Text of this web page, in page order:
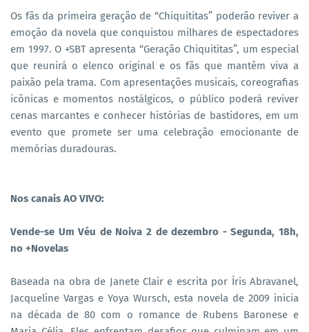
Os fãs da primeira geração de “Chiquititas” poderão reviver a
emoção da novela que conquistou milhares de espectadores
em 1997. O +SBT apresenta “Geração Chiquititas”, um especial
que reunirá o elenco original e os fãs que mantêm viva a
paixão pela trama. Com apresentações musicais, coreografias
icônicas e momentos nostálgicos, o público poderá reviver
cenas marcantes e conhecer histórias de bastidores, em um
evento que promete ser uma celebração emocionante de
memórias duradouras.
Nos canais AO VIVO:
Vende-se Um Véu de Noiva 2 de dezembro - Segunda, 18h,
no +Novelas
Baseada na obra de Janete Clair e escrita por Íris Abravanel,
Jacqueline Vargas e Yoya Wursch, esta novela de 2009 inicia
na década de 80 com o romance de Rubens Baronese e